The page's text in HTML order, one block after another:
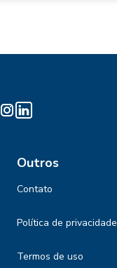
Outros
Contato
Política de privacidade
Termos de uso